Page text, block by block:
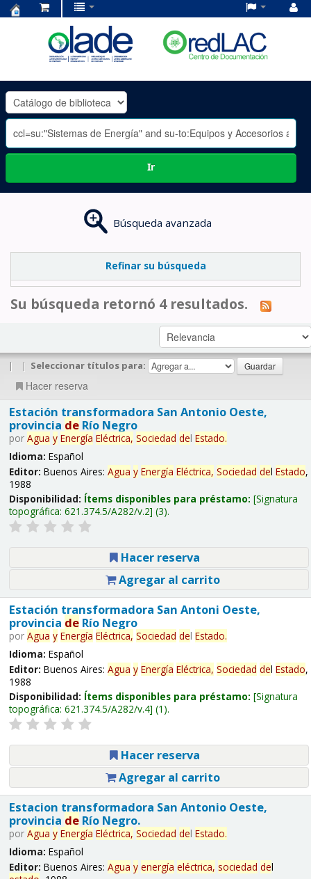
OLADE
-
Ir
Búsqueda avanzada
Refinar su búsqueda
Su búsqueda retornó 4 resultados.
| | Seleccionar títulos para:
Hacer reserva
Estación transformadora San Antonio Oeste,
provincia deRío Negro
por Agua y Energía Eléctrica, Sociedad del Estado.
Idioma: Español
Editor: Buenos Aires: Agua y Energía Eléctrica, Sociedad del Estado,
1988
Disponibilidad: Ítems disponibles para préstamo: Signatura
topográfica: 621.374.5/A282/v.2 (3).
Hacer reserva
Agregar al carrito
Estación transformadora San Antoni Oeste,
provincia deRío Negro
por Agua y Energía Eléctrica, Sociedad del Estado.
Idioma: Español
Editor: Buenos Aires: Agua y Energía Eléctrica, Sociedad del Estado,
1988
Disponibilidad: Ítems disponibles para préstamo: Signatura
topográfica: 621.374.5/A282/v.4 (1).
Hacer reserva
Agregar al carrito
Estacion transformadora San Antonio Oeste,
provincia deRío Negro.
por Agua y Energía Eléctrica, Sociedad del Estado.
Idioma: Español
Editor: Buenos Aires: Agua y energía eléctrica, sociedad del